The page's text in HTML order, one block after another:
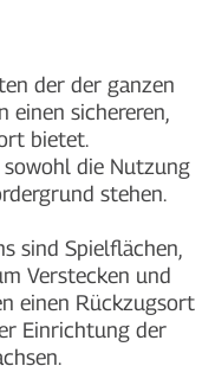
der der ganzen
einen sichereren,
bietet.
die Nutzung
stehen.
sind Spielflächen,
Verstecken und
einen Rückzugsort
Einrichtung der